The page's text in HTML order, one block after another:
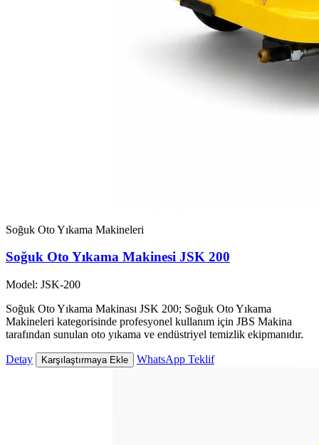
Soğuk Oto Yıkama Makineleri
Soğuk Oto Yıkama Makinesi JSK 200
Model: JSK-200
Soğuk Oto Yıkama Makinası JSK 200; Soğuk Oto Yıkama
Makineleri kategorisinde profesyonel kullanım için JBS Makina
tarafından sunulan oto yıkama ve endüstriyel temizlik ekipmanıdır.
Detay Karşılaştırmaya Ekle WhatsApp Teklif